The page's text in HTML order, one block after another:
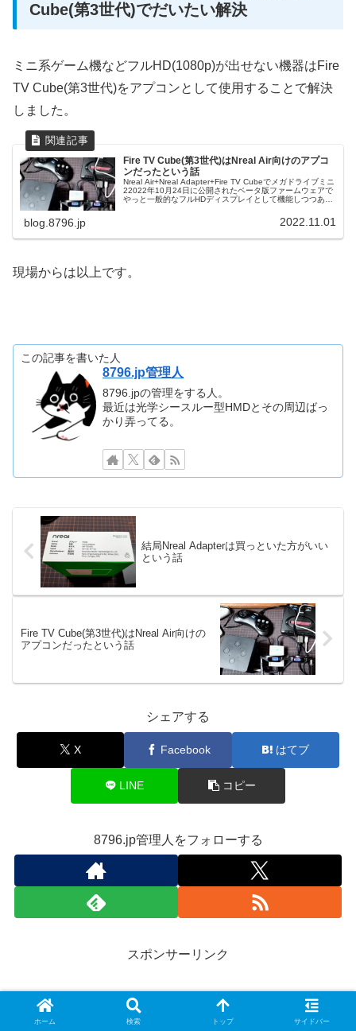
Cube(第3世代)でだいたい解決
ミニ系ゲーム機などフルHD(1080p)が出せない機器はFire
TV Cube(第3世代)をアプコンとして使用することで解決
しました。
Fire TV Cube(第3世代)はNreal Air向けのアプコ
ンだったという話
Nreal Air+Nreal Adapter+Fire TV Cubeでメガドライブミニ
22022年10月24日に公開されたベータ版ファームウェアで
やっと一般的なフルHDディスプレイとして機能しつつある
は受け付けないようなので720pしか出力できないミニ系ゲ
ーム機などはそのままでは表示できないという問題があり
に搭載されたアップコンバート機能を使ってフルHD以外を
blog.8796.jp 2022.11.01
現場からは以上です。
この記事を書いた人
8796.jp管理人
8796.jpの管理をする人。
最近は光学シースルー型HMDとその周辺ばっ
かり弄ってる。
結局Nreal Adapterは買っといた方がいい
という話
Fire TV Cube(第3世代)はNreal Air向けの
アプコンだったという話
シェアする
X Facebook はてブ
LINE コピー
8796.jp管理人をフォローする
スポンサーリンク
ホーム 検索 トップ サイドバー